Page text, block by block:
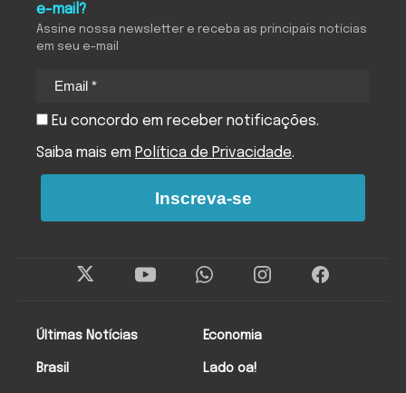
Últimas Notícias
Brasil
Economia
Lado oa!
e-mail?
Assine nossa newsletter e receba as principais notícias
em seu e-mail
Eu concordo em receber notificações.
Saiba mais em Política de Privacidade.
Inscreva-se